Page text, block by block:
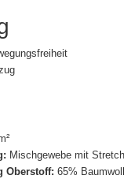
Mischgewebe mit
Oberstoff: 65%